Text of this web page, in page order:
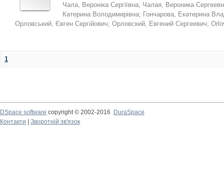
Чала, Вероніка Сергіївна; Чалая, Вероника
Катерина Володимирівна; Гончарова, Екатерина
Орловський, Євген Сергійович; Орловский, Евгений Сергеевич;
1
DSpace software copyright © 2002-2016
DuraSpace
Контакти
Зворотній зв'язок